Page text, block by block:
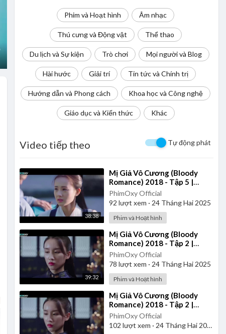
Phim và Hoạt hình Âm nhạc
Thú cưng và Động vật Thể thao
Du lịch và Sự kiện Trò chơi Mọi người và Blog
Hài hước Giải trí Tin tức và Chính trị
Hướng dẫn và Phong cách Khoa học và Công nghệ
Giáo dục và Kiến thức Khác
Video tiếp theo Tự động phát
38:38
⁣Mị Giả Vô Cương (Bloody
Romance) 2018 - Tập 5 |
Thuyết Minh
PhimOxy Official
92 lượt xem · 24 Tháng Hai 2025
Phim và Hoạt hình
39:32
⁣Mị Giả Vô Cương (Bloody
Romance) 2018 - Tập 2 |
Thuyết Minh
PhimOxy Official
78 lượt xem · 24 Tháng Hai 2025
Phim và Hoạt hình
⁣Mị Giả Vô Cương (Bloody
Romance) 2018 - Tập 2 |
Vietsub
PhimOxy Official
102 lượt xem · 24 Tháng Hai 2025